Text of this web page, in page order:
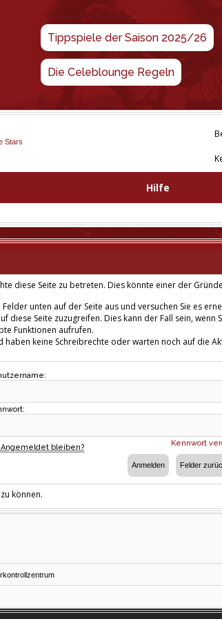
Tippspiele der Saison 2025/26
Die Celeblounge Regeln
Stars
Hilfe
diese Seite zu betreten. Dies könnte einer der
unten auf der Seite aus und versuchen Sie es
diese Seite zuzugreifen. Dies kann der Fall sein,
Funktionen aufrufen.
haben keine Schreibrechte oder warten noch auf die
Kennwort
Angemeldet bleiben?
können.